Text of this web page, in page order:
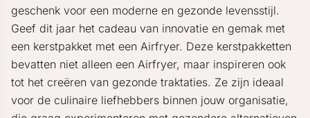
geschenk voor een moderne en gezonde levensstijl.
Geef dit jaar het cadeau van innovatie en gemak met
een kerstpakket met een Airfryer. Deze kerstpakketten
bevatten niet alleen een Airfryer, maar inspireren ook
tot het creëren van gezonde traktaties. Ze zijn ideaal
voor de culinaire liefhebbers binnen jouw organisatie,